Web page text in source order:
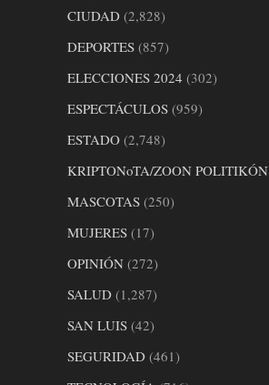
CIUDAD (2,828)
DEPORTES (857)
ELECCIONES 2024 (302)
ESPECTÁCULOS (959)
ESTADO (2,748)
KRIPTONoTA/ZOON POLITIKÓN
MASCOTAS (250)
MUJERES (17)
OPINIÓN (272)
SALUD (1,287)
SAN LUIS (42)
SEGURIDAD (461)